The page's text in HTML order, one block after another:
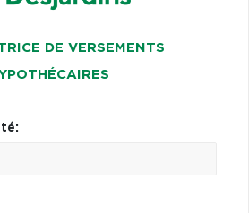
DE VERSEMENTS